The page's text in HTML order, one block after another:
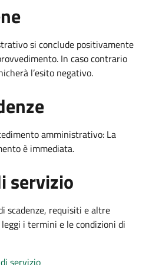
si conclude positivamente
In caso contrario
l’esito negativo.
amministrativo: La
è immediata.
servizio
scadenze, requisiti e altre
i termini e le condizioni di
servizio